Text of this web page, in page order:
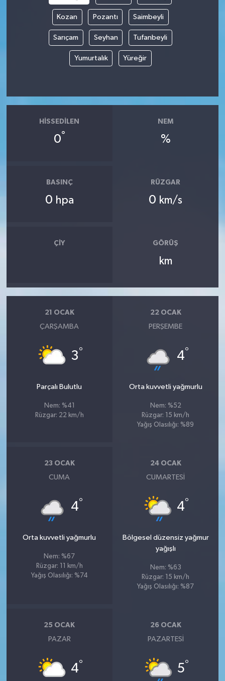
Kozan Pozantı Saimbeyli
Sarıçam Seyhan Tufanbeyli
Yumurtalık Yüreğir
HISSEDILEN
0°
NEM
%
BASINÇ
0 hpa
RÜZGAR
0 km/s
ÇIY GÖRÜŞ
km
21 OCAK
ÇARŞAMBA
3°
Parçalı Bulutlu
Nem: %41
Rüzgar: 22 km/h
22 OCAK
PERŞEMBE
4°
Orta kuvvetli yağmurlu
Nem: %52
Rüzgar: 15 km/h
Yağış Olasılığı: %89
23 OCAK
CUMA
4°
Orta kuvvetli yağmurlu
Nem: %67
Rüzgar: 11 km/h
Yağış Olasılığı: %74
24 OCAK
CUMARTESI
4°
Bölgesel düzensiz yağmur
yağışlı
Nem: %63
Rüzgar: 15 km/h
Yağış Olasılığı: %87
25 OCAK
PAZAR
4°
26 OCAK
PAZARTESI
5°